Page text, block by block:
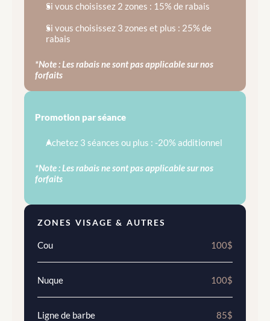
Si vous choisissez 2 zones : 15% de rabais
Si vous choisissez 3 zones et plus : 25% de
rabais
*Note : Les rabais ne sont pas applicable sur nos
forfaits
Promotion par séance
Achetez 3 séances ou plus : -20% additionnel
*Note : Les rabais ne sont pas applicable sur nos
forfaits
ZONES VISAGE & AUTRES
Cou 100$
Nuque 100$
Ligne de barbe 85$